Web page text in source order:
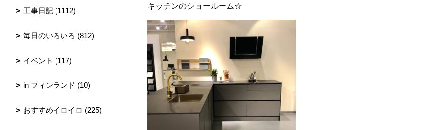
キッチンのショールーム☆
工事日記 (1112)
毎日のいろいろ (812)
イベント (117)
in フィンランド (10)
おすすめイロイロ (225)